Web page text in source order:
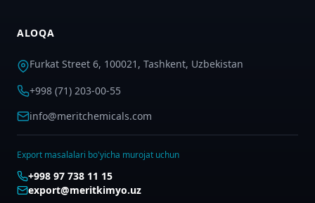
ALOQA
Furkat Street 6, 100021, Tashkent, Uzbekistan
+998 (71) 203-00-55
info@meritchemicals.com
Export masalalari bo'yicha murojat uchun
+998 97 738 11 15
export@meritkimyo.uz